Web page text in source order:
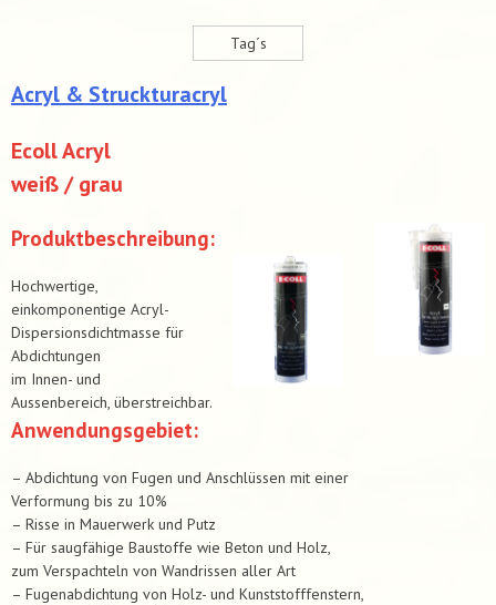
Tag´s
Acryl & Struckturacryl
Ecoll Acryl
weiß / grau
Produktbeschreibung:
Hochwertige,
einkomponentige Acryl-
Dispersionsdichtmasse für
Abdichtungen
im Innen- und
Aussenbereich, überstreichbar.
Anwendungsgebiet:
– Abdichtung von Fugen und Anschlüssen mit einer
Verformung bis zu 10%
– Risse in Mauerwerk und Putz
– Für saugfähige Baustoffe wie Beton und Holz,
zum Verspachteln von Wandrissen aller Art
– Fugenabdichtung von Holz- und Kunststofffenstern,